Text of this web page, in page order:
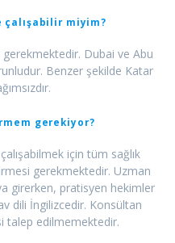
çalışabilir miyim?
gerekmektedir. Dubai ve Abu
Benzer şekilde Katar
gerekiyor?
için tüm sağlık
gerekmektedir. Uzman
girerken, pratisyen hekimler
dili İngilizcedir. Konsültan
talep edilmemektedir.